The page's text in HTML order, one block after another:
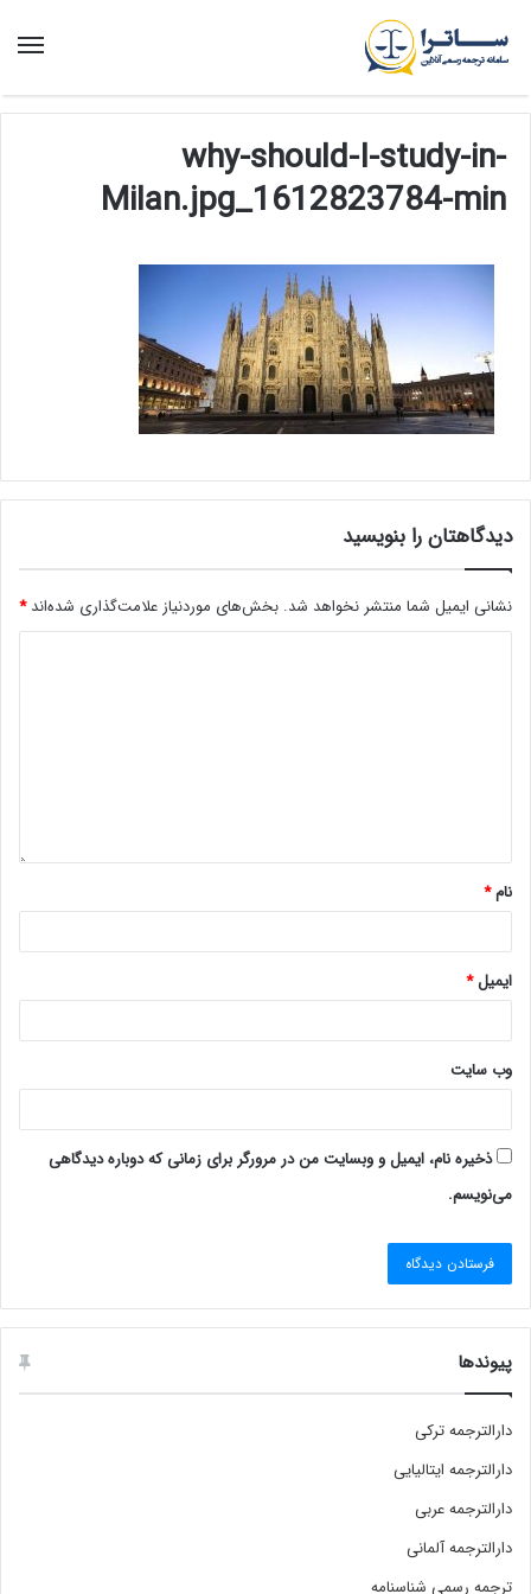
منو
why-should-I-study-in-
Milan.jpg_1612823784-min
دیدگاهتان را بنویسید
نشانی ایمیل شما منتشر نخواهد شد. بخش‌های موردنیاز علامت‌گذاری شده‌اند*
نام*
ایمیل*
وب‌ سایت
ذخیره نام، ایمیل و وبسایت من در مرورگر برای زمانی که دوباره دیدگاهی
می‌نویسم.
پیوندها
دارالترجمه ترکی
دارالترجمه ایتالیایی
دارالترجمه عربی
دارالترجمه آلمانی
ترجمه رسمی شناسنامه